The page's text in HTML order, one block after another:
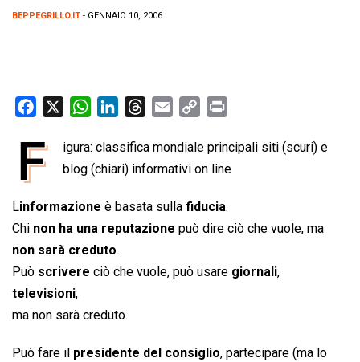
BEPPEGRILLO.IT - GENNAIO 10, 2006
c
e
o
o
k
W
a
t
A
p
p
n
k
d
I
r
e
d
s
a
i
p
y
i
n
i
n
F
igura: classifica mondiale principali siti (scuri) e
blog (chiari) informativi on line
Linformazione è basata sulla fiducia.
Chi non ha una reputazione può dire ciò che vuole, ma
non sarà creduto.
Può scrivere ciò che vuole, può usare giornali,
televisioni,
ma non sarà creduto.
Può fare il presidente del consiglio, partecipare (ma lo